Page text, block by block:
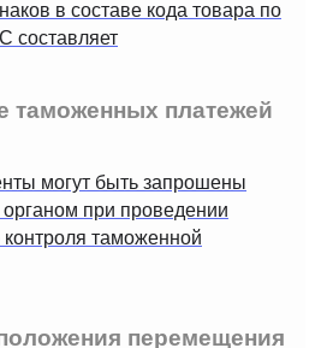
в составе кода товара по
таможенных платежей
могут быть запрошены
при проведении
таможенной
перемещения